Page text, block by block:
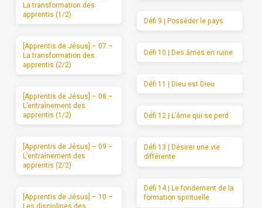
La transformation des
apprentis (1/2)
[Apprentis de Jésus] – 07 –
La transformation des
apprentis (2/2)
[Apprentis de Jésus] – 08 –
L’entraînement des
apprentis (1/2)
[Apprentis de Jésus] – 09 –
L’entraînement des
apprentis (2/2)
[Apprentis de Jésus] – 10 –
Défi 9 | Posséder le pays
Défi 10 | Des âmes en ruine
Défi 11 | Dieu est Dieu
Défi 12 | L’âme qui se perd
Défi 13 | Désirer une vie
différente
Défi 14 | Le fondement de la
formation spirituelle